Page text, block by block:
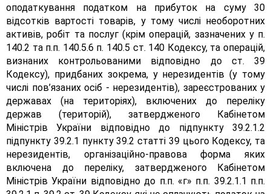
оподаткування податком на прибуток на суму 30
відсотків вартості товарів, у тому числі необоротних
активів, робіт та послуг (крім операцій, зазначених у п.
140.2 та п.п. 140.5.6 п. 140.5 ст. 140 Кодексу, та операцій,
визнаних контрольованими відповідно до ст. 39
Кодексу), придбаних зокрема, у нерезидентів (у тому
числі пов’язаних осіб - нерезидентів), зареєстрованих у
державах (на територіях), включених до переліку
держав (територій), затвердженого Кабінетом
Міністрів України відповідно до підпункту 39.2.1.2
підпункту 39.2.1 пункту 39.2 статті 39 цього Кодексу, та
нерезидентів, організаційно-правова форма яких
включена до переліку, затвердженого Кабінетом
Міністрів України відповідно до п.п. «г» п.п. 39.2.1.1 п.п.